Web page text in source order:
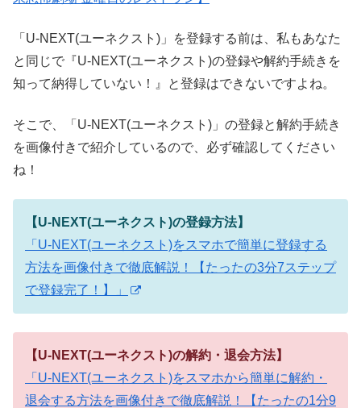
「U-NEXT(ユーネクスト)」を登録する前は、私もあなた
と同じで『U-NEXT(ユーネクスト)の登録や解約手続きを
知って納得していない！』と登録はできないですよね。
そこで、「U-NEXT(ユーネクスト)」の登録と解約手続き
を画像付きで紹介しているので、必ず確認してください
ね！
【U-NEXT(ユーネクスト)の登録方法】
「U-NEXT(ユーネクスト)をスマホで簡単に登録する
方法を画像付きで徹底解説！【たったの3分7ステップ
で登録完了！】」
【U-NEXT(ユーネクスト)の解約・退会方法】
「U-NEXT(ユーネクスト)をスマホから簡単に解約・
退会する方法を画像付きで徹底解説！【たったの1分9